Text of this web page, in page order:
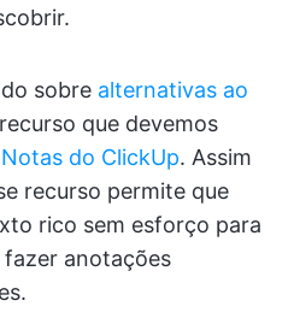
sobre alternativas ao
que devemos
do ClickUp. Assim
recurso permite que
rico sem esforço para
fazer anotações